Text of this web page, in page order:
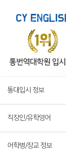
통대입시 정보
직장인/유학영어
어학병/장교 정보
기